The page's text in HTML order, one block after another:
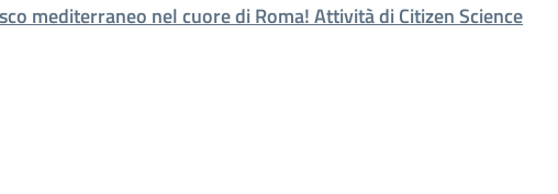
mediterraneo nel cuore di Roma! Attività di Citizen Science